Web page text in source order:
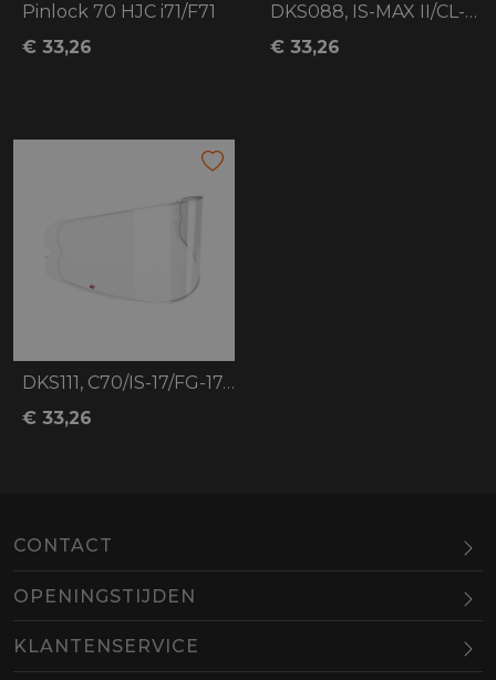
Pinlock 70 HJC i71/F71
€ 33,26
DKS088, IS-MAX II/CL-Y/C91N Pinlock 70
€ 33,26
DKS111, C70/IS-17/FG-17/FG-ST/RPHA ST
€ 33,26
CONTACT
OPENINGSTIJDEN
Maandag
Dinsdag
10.00-18.00
KLANTENSERVICE